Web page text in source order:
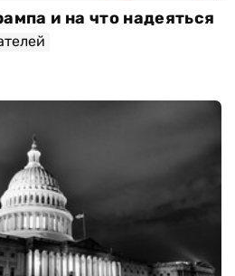
и на что надеяться